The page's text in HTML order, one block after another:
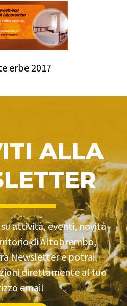
erbe 2017
ALLA
attività, eventi, novità
di Altobrembo,
Newsletter e potrai
direttamente al tuo
email